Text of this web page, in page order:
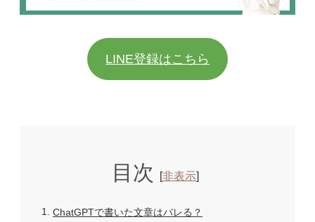
LINE登録はこちら
目次 [非表示]
1 ChatGPTで書いた文章はバレる？